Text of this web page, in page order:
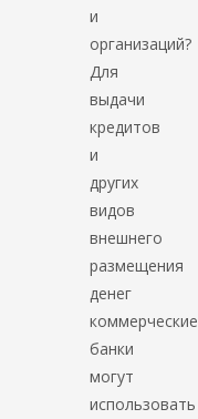
и
организаций?
Для
выдачи
кредитов
и
других
видов
внешнего
размещения
денег
коммерческие
банки
могут
использовать